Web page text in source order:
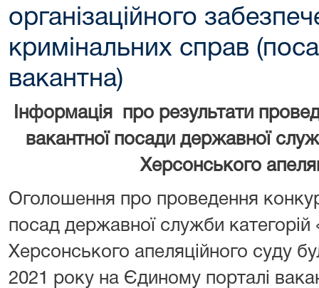
організаційного
кримінальних справ
вакантна)
Інформація про результати
вакантної посади державної
Херсонського
Оголошення про проведення
посад державної служби
Херсонського апеляційного суду
2021 року на Єдиному порталі